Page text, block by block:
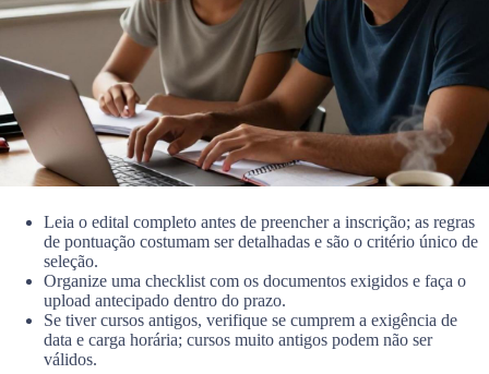
Leia o edital completo antes de preencher a inscrição; as regras
de pontuação costumam ser detalhadas e são o critério único de
seleção.
Organize uma checklist com os documentos exigidos e faça o
upload antecipado dentro do prazo.
Se tiver cursos antigos, verifique se cumprem a exigência de
data e carga horária; cursos muito antigos podem não ser
válidos.